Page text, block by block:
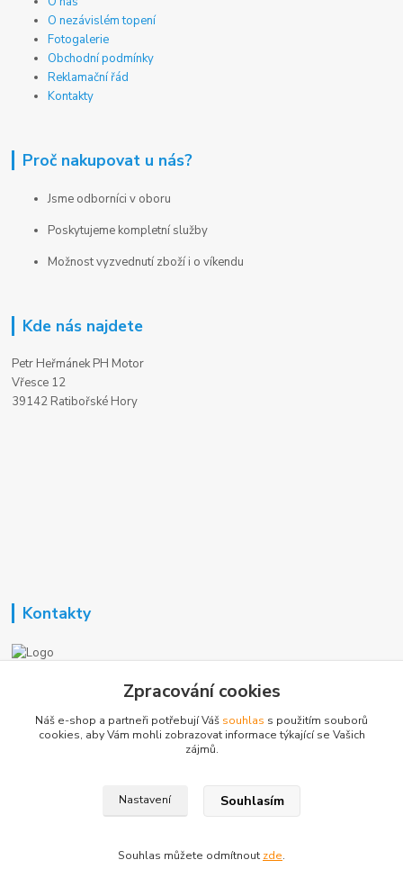
O nezávislém topení
Fotogalerie
Obchodní podmínky
Reklamační řád
Kontakty
Proč nakupovat u nás?
Jsme odborníci v oboru
Poskytujeme kompletní služby
Možnost vyzvednutí zboží i o víkendu
Kde nás najdete
Petr Heřmánek PH Motor
Vřesce 12
39142 Ratibořské Hory
Kontakty
+420 723 362 738
Zpracování cookies
Náš e-shop a partneři potřebují Váš souhlas s použitím souborů
cookies, aby Vám mohli zobrazovat informace týkající se Vašich
zájmů.
Nastavení Souhlasím
Souhlas můžete odmítnout zde.